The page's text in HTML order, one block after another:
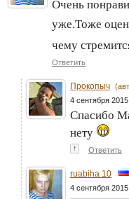
Очень
уже.Тоже
чему
Ответить
Прокопыч
4 сентября
Спасибо
нету
↑ Ответить
ruabiha 10
4 сентября